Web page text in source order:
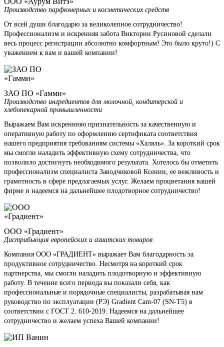
Производство парфюмерных и косметических средств
От всей души благодарю за великолепное сотрудничество!
Профессионализм и искренняя забота Виктории Русиновой сделали
весь процесс регистрации абсолютно комфортным! Это было круто!) С
уважением к вам и вашей компании!
ЗАО ПО «Гамми»
Производство ингредиентов для молочной, кондитерской и
хлебопекарной промышленности
Выражаем Вам искреннюю признательность за качественную и
оперативную работу по оформлению сертификата соответствия
нашего предприятия требованиям системы «Халяль». За короткий срок
мы смогли наладить эффективную схему сотрудничества, что
позволило достигнуть необходимого результата. Хотелось бы отметить
профессионализм специалиста Заводчиковой Ксении, ее вежливость и
грамотность в сфере предлагаемых услуг. Желаем процветания вашей
фирме и надеемся на дальнейшее плодотворное сотрудничество!
ООО «Градиент»
Дистрибьюция европейских и азиатских товаров
Компания ООО «ГРАДИЕНТ» выражает Вам благодарность за
продуктивное сотрудничество. Несмотря на короткий срок
партнерства, мы смогли наладить плодотворную и эффективную
работу. В течение всего периода вы показали себя, как
профессиональные и порядочные специалисты, разрабатывая нам
руководство по эксплуатации (РЭ) Gradient Cam-07 (SN-T5) в
соответствии с ГОСТ 2. 610-2019. Надеемся на дальнейшее
сотрудничество и желаем успеха Вашей компании!